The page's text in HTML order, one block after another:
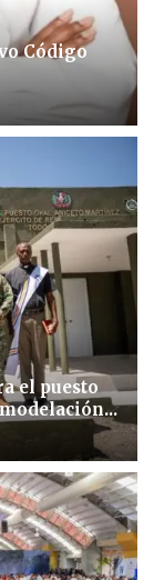
Código
el puesto